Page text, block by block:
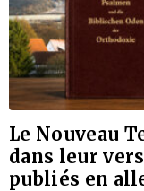
Le Nouveau
dans leur
publiés en